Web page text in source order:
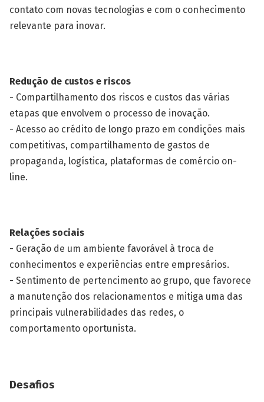
contato com novas tecnologias e com o conhecimento
relevante para inovar.
Redução de custos e riscos
- Compartilhamento dos riscos e custos das várias
etapas que envolvem o processo de inovação.
- Acesso ao crédito de longo prazo em condições mais
competitivas, compartilhamento de gastos de
propaganda, logística, plataformas de comércio on-
line.
Relações sociais
- Geração de um ambiente favorável à troca de
conhecimentos e experiências entre empresários.
- Sentimento de pertencimento ao grupo, que favorece
a manutenção dos relacionamentos e mitiga uma das
principais vulnerabilidades das redes, o
comportamento oportunista.
Desafios